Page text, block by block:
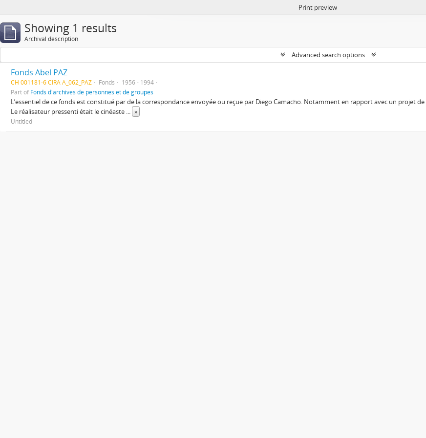
Print preview
Showing 1 results
Archival description
Advanced search options
Fonds Abel PAZ
CH 001181-6 CIRA A_062_PAZ Fonds
1956 - 1994
Part ofFonds d'archives de personnes et de groupes
L’essentiel de ce fonds est constitué par de la correspondance envoyée ou reçue par Diego Camacho. Notamment en rapport avec un projet
Le réalisateur pressenti était le cinéaste ... »
Untitled